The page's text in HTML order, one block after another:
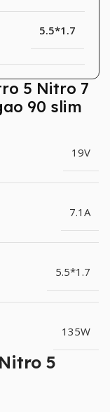
5.5*1.7
5 Nitro 7
90 slim
19V
7.1A
5.5*1.7
135W
5